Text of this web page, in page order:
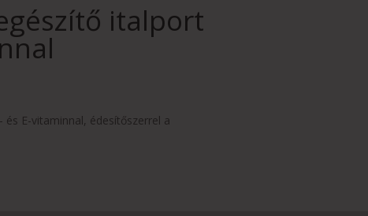
italport
E-vitaminnal, édesítőszerrel a